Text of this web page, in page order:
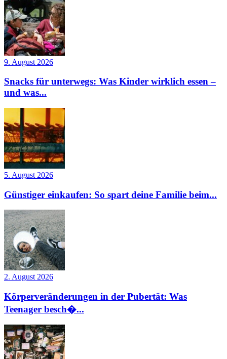
9. August 2026
Snacks für unterwegs: Was Kinder wirklich essen –
und was...
5. August 2026
Günstiger einkaufen: So spart deine Familie beim...
2. August 2026
Körperveränderungen in der Pubertät: Was
Teenager besch�...